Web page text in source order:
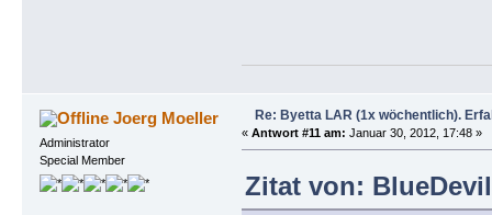
Joerg Moeller
Administrator
Special Member
Re: Byetta LAR (1x wöchentlich).
« Antwort #11 am: Januar 30, 2012, 17:48 »
Zitat von: